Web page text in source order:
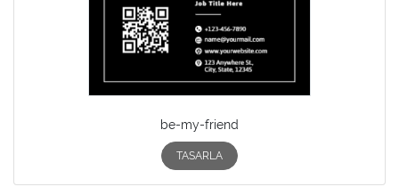
be-my-friend
TASARLA